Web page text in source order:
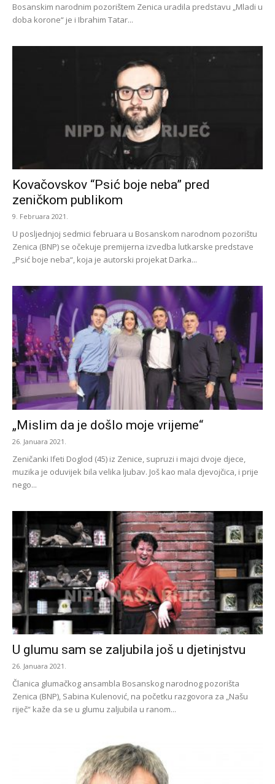
Bosanskim narodnim pozorištem Zenica uradila predstavu „Mladi u
doba korone“ je i Ibrahim Tatar...
Kovačovskov “Psić boje neba” pred
zeničkom publikom
9. Februara 2021.
U posljednjoj sedmici februara u Bosanskom narodnom pozorištu
Zenica (BNP) se očekuje premijerna izvedba lutkarske predstave
„Psić boje neba“, koja je autorski projekat Darka...
„Mislim da je došlo moje vrijeme“
26. Januara 2021.
Zeničanki Ifeti Doglod (45) iz Zenice, supruzi i majci dvoje djece,
muzika je oduvijek bila velika ljubav. Još kao mala djevojčica, i prije
nego...
U glumu sam se zaljubila još u djetinjstvu
26. Januara 2021.
Članica glumačkog ansambla Bosanskog narodnog pozorišta
Zenica (BNP), Sabina Kulenović, na početku razgovora za „Našu
riječ“ kaže da se u glumu zaljubila u ranom...